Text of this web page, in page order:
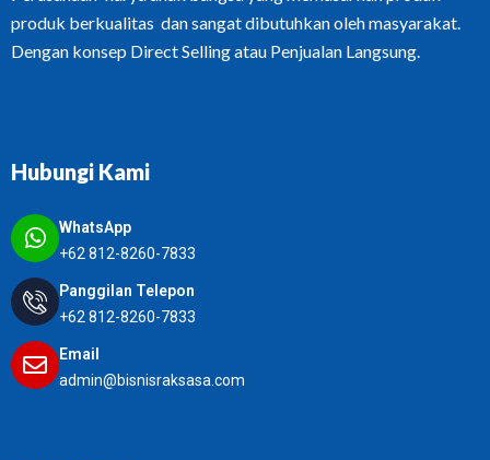
produk berkualitas dan sangat dibutuhkan oleh masyarakat.
Dengan konsep Direct Selling atau Penjualan Langsung.
Hubungi Kami
WhatsApp
+62 812-8260-7833
Panggilan Telepon
+62 812-8260-7833
Email
admin@bisnisraksasa.com